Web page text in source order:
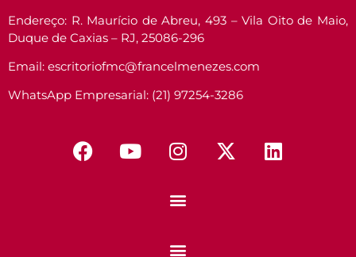
Endereço: R. Maurício de Abreu, 493 – Vila Oito de Maio,
Duque de Caxias – RJ, 25086-296
Email: escritoriofmc@francelmenezes.com
WhatsApp Empresarial: (21) 97254-3286